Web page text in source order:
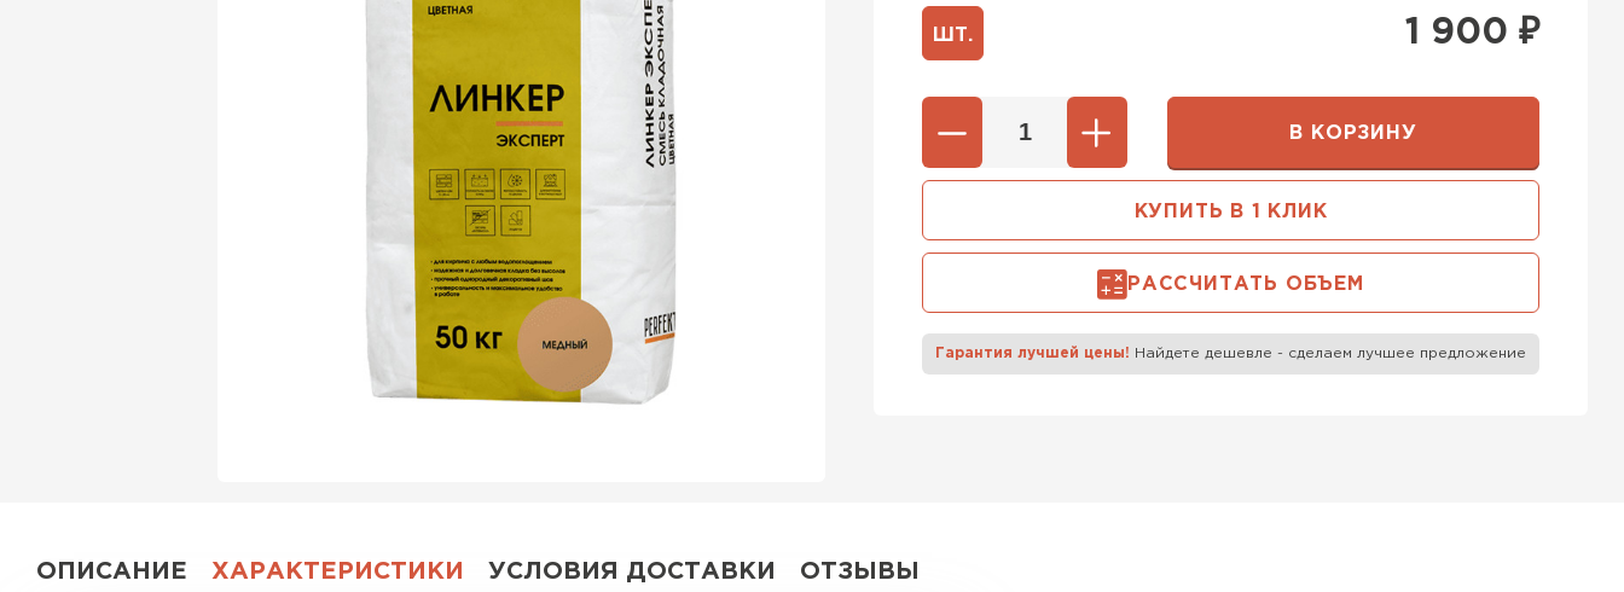
Газобетон Poritep
Газобетон ДСК Грас
Газобетон CubiBlock
Газобетон Калужский
Газобетон ВКБлок
600х400х200
ШТ. 1 900 ₽
В КОРЗИНУ
КУПИТЬ В 1 КЛИК
РАССЧИТАТЬ ОБЪЕМ
Гарантия лучшей цены! Найдете дешевле - сделаем лучшее предложение
ОПИСАНИЕ ХАРАКТЕРИСТИКИ УСЛОВИЯ ДОСТАВКИ ОТЗЫВЫ
Газобетон Могилевский КСИ
ПЕРЕЙТИ
Газобетон Бонолит
ПЕРЕЙТИ
Газобетон Забудова
Газобетон Могилевский Газосиликат